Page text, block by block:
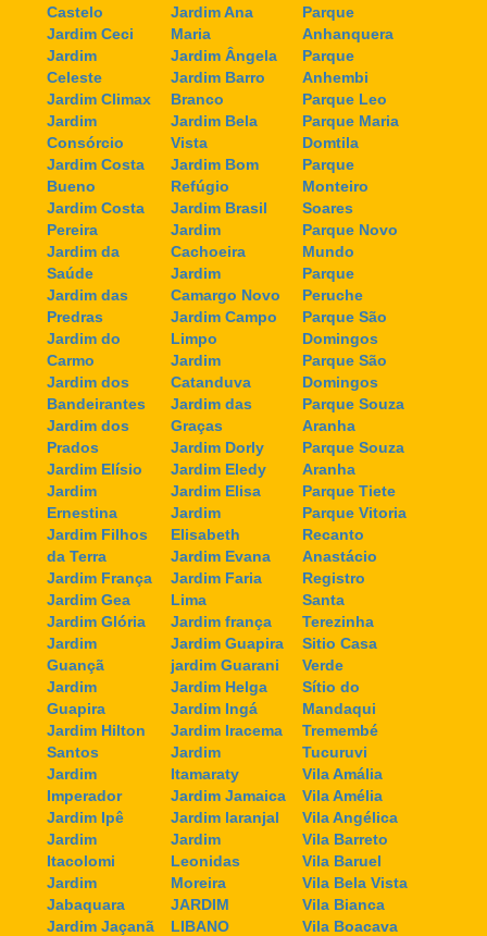
Castelo
Jardim Ceci
Jardim
Celeste
Jardim Climax
Jardim
Consórcio
Jardim Costa
Bueno
Jardim Costa
Pereira
Jardim da
Saúde
Jardim das
Predras
Jardim do
Carmo
Jardim dos
Bandeirantes
Jardim dos
Prados
Jardim Elísio
Jardim
Ernestina
Jardim Filhos
da Terra
Jardim França
Jardim Gea
Jardim Glória
Jardim
Guançã
Jardim
Guapira
Jardim Hilton
Santos
Jardim
Imperador
Jardim Ipê
Jardim
Itacolomi
Jardim
Jabaquara
Jardim Jaçanã
Jardim Ana
Maria
Jardim Ângela
Jardim Barro
Branco
Jardim Bela
Vista
Jardim Bom
Refúgio
Jardim Brasil
Jardim
Cachoeira
Jardim
Camargo Novo
Jardim Campo
Limpo
Jardim
Catanduva
Jardim das
Graças
Jardim Dorly
Jardim Eledy
Jardim Elisa
Jardim
Elisabeth
Jardim Evana
Jardim Faria
Lima
Jardim frança
Jardim Guapira
jardim Guarani
Jardim Helga
Jardim Ingá
Jardim Iracema
Jardim
Itamaraty
Jardim Jamaica
Jardim laranjal
Jardim
Leonidas
Moreira
JARDIM
LIBANO
Parque
Anhanquera
Parque
Anhembi
Parque Leo
Parque Maria
Domtila
Parque
Monteiro
Soares
Parque Novo
Mundo
Parque
Peruche
Parque São
Domingos
Parque São
Domingos
Parque Souza
Aranha
Parque Souza
Aranha
Parque Tiete
Parque Vitoria
Recanto
Anastácio
Registro
Santa
Terezinha
Sitio Casa
Verde
Sítio do
Mandaqui
Tremembé
Tucuruvi
Vila Amália
Vila Amélia
Vila Angélica
Vila Barreto
Vila Baruel
Vila Bela Vista
Vila Bianca
Vila Boacava